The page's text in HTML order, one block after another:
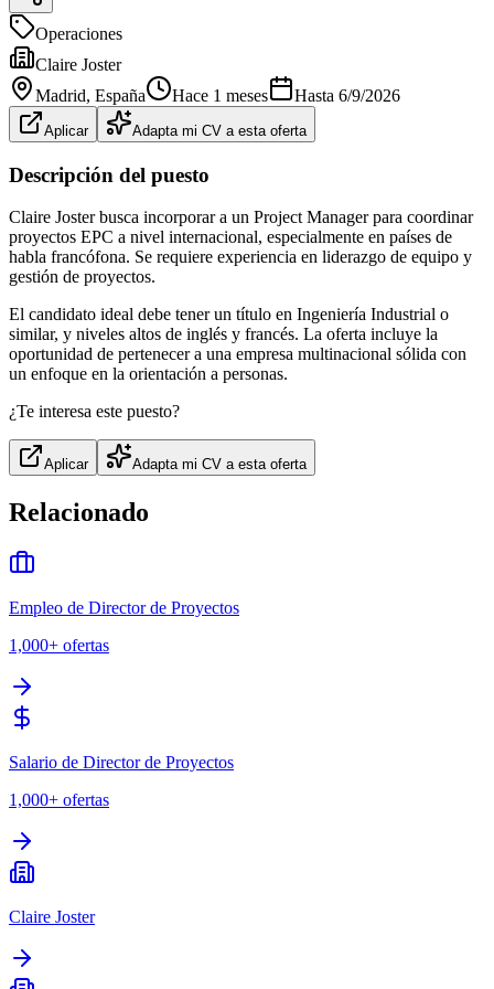
Operaciones
Claire Joster
Madrid, España Hace 1 meses Hasta 6/9/2026
Aplicar Adapta mi CV a esta oferta
Descripción del puesto
Claire Joster busca incorporar a un Project Manager para coordinar
proyectos EPC a nivel internacional, especialmente en países de
habla francófona. Se requiere experiencia en liderazgo de equipo y
gestión de proyectos.
El candidato ideal debe tener un título en Ingeniería Industrial o
similar, y niveles altos de inglés y francés. La oferta incluye la
oportunidad de pertenecer a una empresa multinacional sólida con
un enfoque en la orientación a personas.
¿Te interesa este puesto?
Aplicar Adapta mi CV a esta oferta
Relacionado
Empleo de Director de Proyectos
1,000+ ofertas
Salario de Director de Proyectos
1,000+ ofertas
Claire Joster